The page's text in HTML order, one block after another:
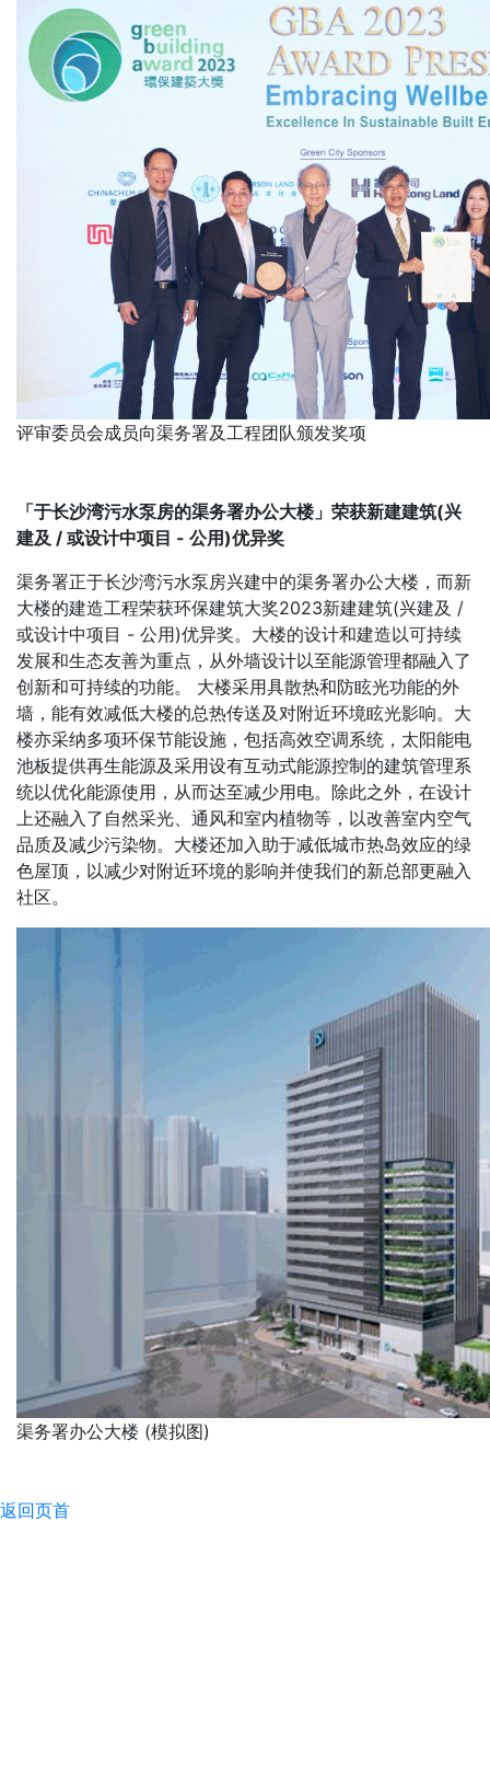
评审委员会成员向渠务署及工程团队颁发奖项
「于长沙湾污水泵房的渠务署办公大楼」荣获新建建筑(兴
建及 / 或设计中项目 - 公用)优异奖
渠务署正于长沙湾污水泵房兴建中的渠务署办公大楼，而新
大楼的建造工程荣获环保建筑大奖2023新建建筑(兴建及 /
或设计中项目 - 公用)优异奖。大楼的设计和建造以可持续
发展和生态友善为重点，从外墙设计以至能源管理都融入了
创新和可持续的功能。 大楼采用具散热和防眩光功能的外
墙，能有效减低大楼的总热传送及对附近环境眩光影响。大
楼亦采纳多项环保节能设施，包括高效空调系统，太阳能电
池板提供再生能源及采用设有互动式能源控制的建筑管理系
统以优化能源使用，从而达至减少用电。除此之外，在设计
上还融入了自然采光、通风和室内植物等，以改善室内空气
品质及减少污染物。大楼还加入助于减低城市热岛效应的绿
色屋顶，以减少对附近环境的影响并使我们的新总部更融入
社区。
渠务署办公大楼 (模拟图)
返回页首